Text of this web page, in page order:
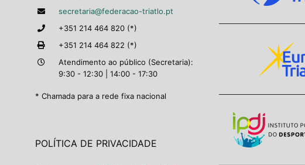
secretaria@federacao-triatlo.pt
+351 214 464 820 (*)
+351 214 464 822 (*)
Atendimento ao público (Secretaria):
9:30 - 12:30 | 14:00 - 17:30
* Chamada para a rede fixa nacional
POLÍTICA DE PRIVACIDADE